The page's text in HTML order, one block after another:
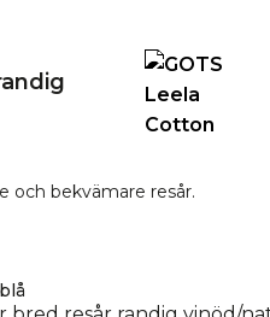
och bekvämare resår.